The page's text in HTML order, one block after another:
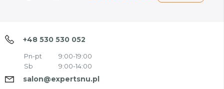
+48 530 530 052
Pn-pt
9:00-19:00
Sb
9:00-14:00
salon@expertsnu.pl